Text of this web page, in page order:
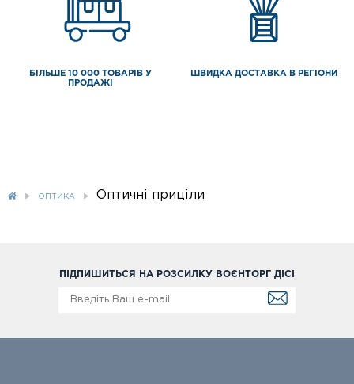
БІЛЬШЕ 10 000 ТОВАРІВ У
ПРОДАЖІ
ШВИДКА ДОСТАВКА В РЕГІОНИ
ОПТИКА Оптичні приціли
ПІДПИШИТЬСЯ НА РОЗСИЛКУ ВОЄНТОРГ ДІСІ